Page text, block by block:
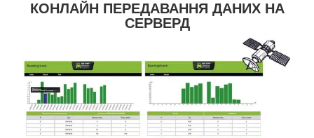
КОНЛАЙН ПЕРЕДАВАННЯ ДАНИХ НА
СЕРВЕРД